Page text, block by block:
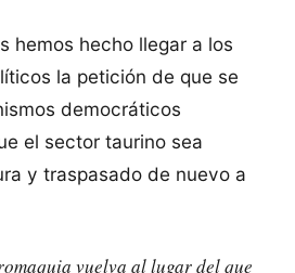
hemos hecho llegar a los
la petición de que se
democráticos
el sector taurino sea
y traspasado de nuevo a
vuelva al lugar del que